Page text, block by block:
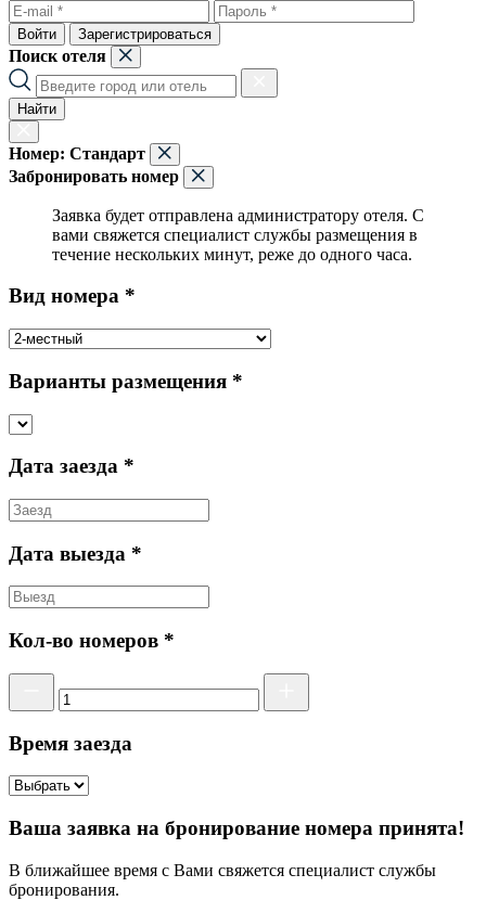
Войти Зарегистрироваться
Поиск отеля
Найти
Номер: Стандарт
Забронировать номер
Заявка будет отправлена администратору отеля. С
вами свяжется специалист службы размещения в
течение нескольких минут, реже до одного часа.
Вид номера *
Варианты размещения *
Дата заезда *
Дата выезда *
Кол-во номеров *
Время заезда
Ваша заявка на бронирование номера принята!
В ближайшее время с Вами свяжется специалист службы
бронирования.